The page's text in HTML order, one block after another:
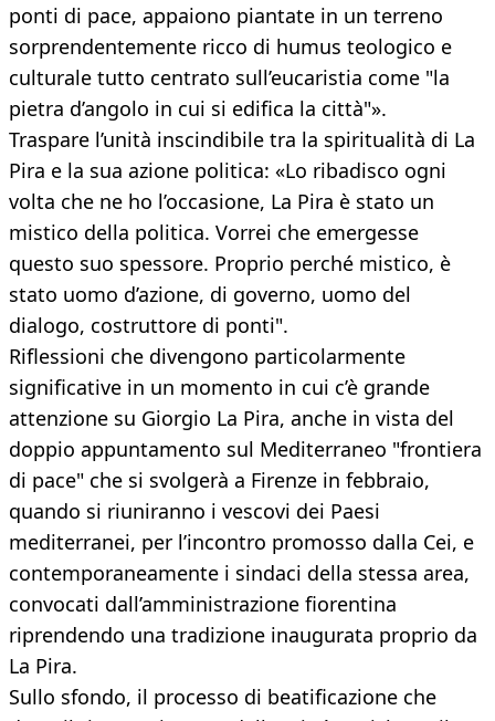
ponti di pace, appaiono piantate in un terreno
sorprendentemente ricco di humus teologico e
culturale tutto centrato sull’eucaristia come "la
pietra d’angolo in cui si edifica la città"».
Traspare l’unità inscindibile tra la spiritualità di La
Pira e la sua azione politica: «Lo ribadisco ogni
volta che ne ho l’occasione, La Pira è stato un
mistico della politica. Vorrei che emergesse
questo suo spessore. Proprio perché mistico, è
stato uomo d’azione, di governo, uomo del
dialogo, costruttore di ponti".
Riflessioni che divengono particolarmente
significative in un momento in cui c’è grande
attenzione su Giorgio La Pira, anche in vista del
doppio appuntamento sul Mediterraneo "frontiera
di pace" che si svolgerà a Firenze in febbraio,
quando si riuniranno i vescovi dei Paesi
mediterranei, per l’incontro promosso dalla Cei, e
contemporaneamente i sindaci della stessa area,
convocati dall’amministrazione fiorentina
riprendendo una tradizione inaugurata proprio da
La Pira.
Sullo sfondo, il processo di beatificazione che